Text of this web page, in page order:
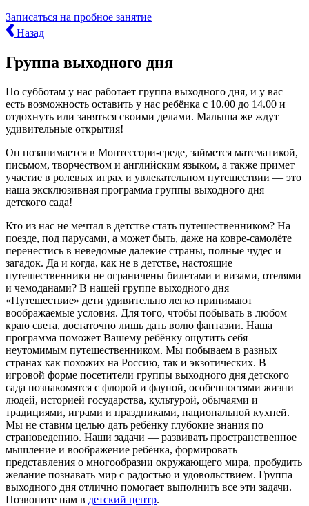
Записаться на пробное занятие
Назад
Группа выходного дня
По субботам у нас работает группа выходного дня, и у вас
есть возможность оставить у нас ребёнка с 10.00 до 14.00 и
отдохнуть или заняться своими делами. Малыша же ждут
удивительные открытия!
Он позанимается в Монтессори-среде, займется математикой,
письмом, творчеством и английским языком, а также примет
участие в ролевых играх и увлекательном путешествии — это
наша эксклюзивная программа группы выходного дня
детского сада!
Кто из нас не мечтал в детстве стать путешественником? На
поезде, под парусами, а может быть, даже на ковре-самолёте
перенестись в неведомые далекие страны, полные чудес и
загадок. Да и когда, как не в детстве, настоящие
путешественники не ограничены билетами и визами, отелями
и чемоданами? В нашей группе выходного дня
«Путешествие» дети удивительно легко принимают
воображаемые условия. Для того, чтобы побывать в любом
краю света, достаточно лишь дать волю фантазии. Наша
программа поможет Вашему ребёнку ощутить себя
неутомимым путешественником. Мы побываем в разных
странах как похожих на Россию, так и экзотических. В
игровой форме посетители группы выходного дня детского
сада познакомятся с флорой и фауной, особенностями жизни
людей, историей государства, культурой, обычаями и
традициями, играми и праздниками, национальной кухней.
Мы не ставим целью дать ребёнку глубокие знания по
страноведению. Наши задачи — развивать пространственное
мышление и воображение ребёнка, формировать
представления о многообразии окружающего мира, пробудить
желание познавать мир с радостью и удовольствием. Группа
выходного дня отлично помогает выполнить все эти задачи.
Позвоните нам в детский центр.